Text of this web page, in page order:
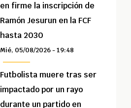
en firme la inscripción de
Ramón Jesurun en la FCF
hasta 2030
Mié, 05/08/2026 - 19:48
Futbolista muere tras ser
impactado por un rayo
durante un partido en